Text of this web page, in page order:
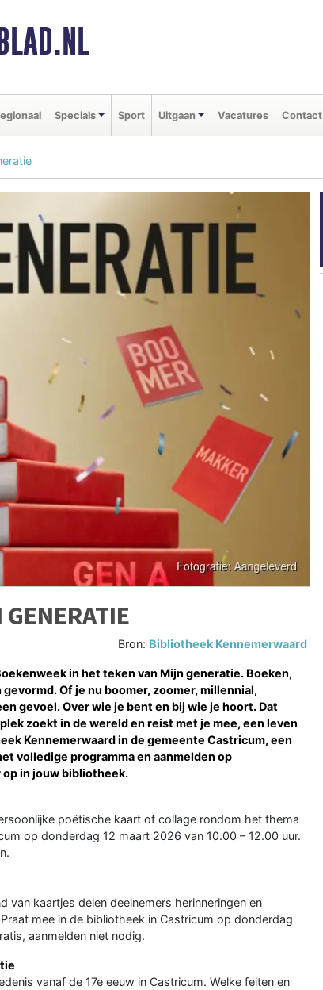
Specials Sport Uitgaan Vacatures Contact
Bron: Bibliotheek Kennemerwaard
in het teken van Mijn generatie. Boeken,
Of je nu boomer, zoomer, millennial,
gevoel. Over wie je bent en bij wie je hoort. Dat
zoekt in de wereld en reist met je mee, een leven
Kennemerwaard in de gemeente Castricum, een
volledige programma en aanmelden op
in jouw bibliotheek.
poëtische kaart of collage rondom het thema
op donderdag 12 maart 2026 van 10.00 – 12.00 uur.
van kaartjes delen deelnemers herinneringen en
mee in de bibliotheek in Castricum op donderdag
aanmelden niet nodig.
vanaf de 17e eeuw in Castricum. Welke feiten en